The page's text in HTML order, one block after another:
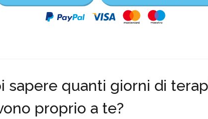
sapere quanti giorni di
proprio a te?